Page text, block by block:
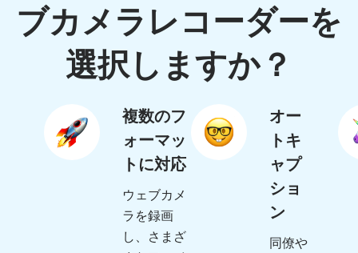
ブカメラレコーダーを
選択しますか？
複数のフ
ォーマッ
トに対応
ウェブカメ
ラを録画
し、さまざ
オー
トキ
ャプ
ショ
ン
同僚や